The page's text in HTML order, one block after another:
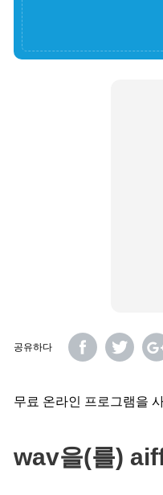
공유하다
무료 온라인 프로그램을
wav을(를)